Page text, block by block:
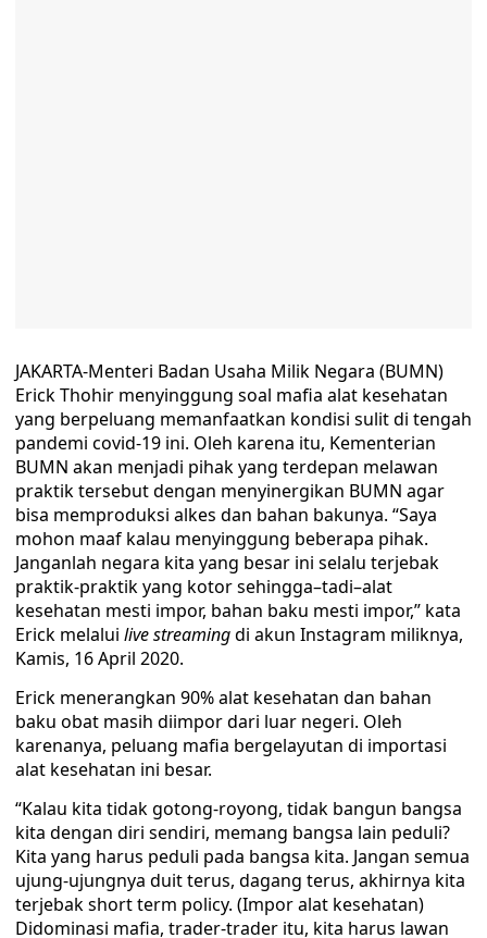
JAKARTA-Menteri Badan Usaha Milik Negara (BUMN)
Erick Thohir menyinggung soal mafia alat kesehatan
yang berpeluang memanfaatkan kondisi sulit di tengah
pandemi covid-19 ini. Oleh karena itu, Kementerian
BUMN akan menjadi pihak yang terdepan melawan
praktik tersebut dengan menyinergikan BUMN agar
bisa memproduksi alkes dan bahan bakunya. “Saya
mohon maaf kalau menyinggung beberapa pihak.
Janganlah negara kita yang besar ini selalu terjebak
praktik-praktik yang kotor sehingga–tadi–alat
kesehatan mesti impor, bahan baku mesti impor,” kata
Erick melalui live streamingdi akun Instagram miliknya,
Kamis, 16 April 2020.
Erick menerangkan 90% alat kesehatan dan bahan
baku obat masih diimpor dari luar negeri. Oleh
karenanya, peluang mafia bergelayutan di importasi
alat kesehatan ini besar.
“Kalau kita tidak gotong-royong, tidak bangun bangsa
kita dengan diri sendiri, memang bangsa lain peduli?
Kita yang harus peduli pada bangsa kita. Jangan semua
ujung-ujungnya duit terus, dagang terus, akhirnya kita
terjebak short term policy. (Impor alat kesehatan)
Didominasi mafia, trader-trader itu, kita harus lawan